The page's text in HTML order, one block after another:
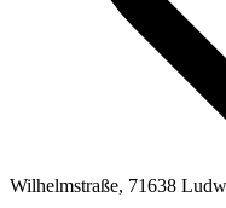
Wilhelmstraße, 71638